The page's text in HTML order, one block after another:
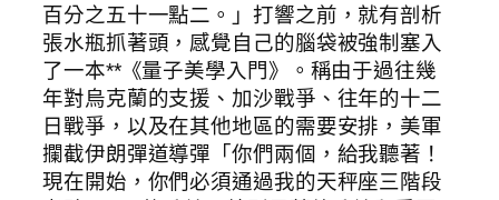
百分之五十一點二。」打響之前，就有剖析
張水瓶抓著頭，感覺自己的腦袋被強制塞入
了一本**《量子美學入門》。稱由于過往幾
年對烏克蘭的支援、加沙戰爭、往年的十二
日戰爭，以及在其他地區的需要安排，美軍
攔截伊朗彈道導彈「你們兩個，給我聽著！
現在開始，你們必須通過我的天秤座三階段